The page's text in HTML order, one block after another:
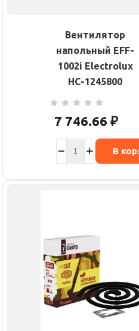
Вентилятор
напольный EFF-
1002i Electrolux
НС-1245800
7 746.66 ₽
В